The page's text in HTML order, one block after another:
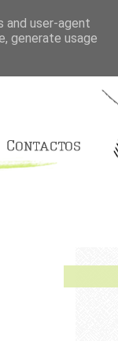
and user-agent
generate usage